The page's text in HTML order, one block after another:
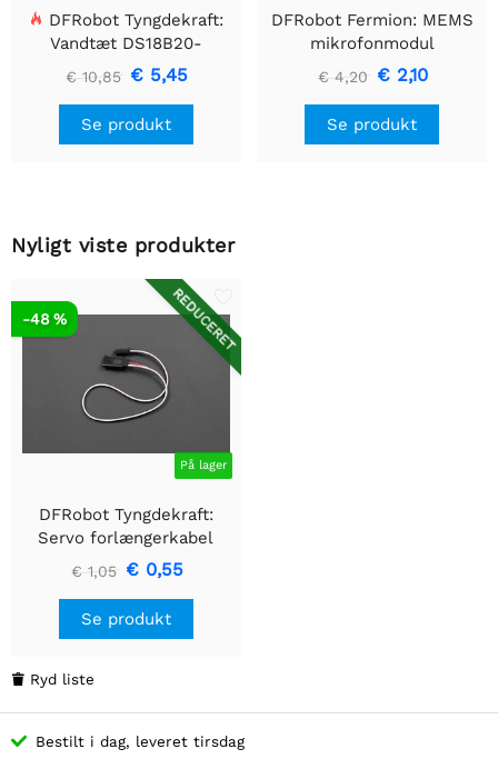
DFRobot Tyngdekraft:
Vandtæt DS18B20-
sensorsæt
€ 10,85 € 5,45
Se produkt
DFRobot Fermion: MEMS
mikrofonmodul
€ 4,20 € 2,10
Se produkt
Nyligt viste produkter
REDUCERET
På lager
-48 %
DFRobot Tyngdekraft:
Servo forlængerkabel
300mm
€ 1,05 € 0,55
Se produkt
 Ryd liste
Bestilt i dag, leveret tirsdag